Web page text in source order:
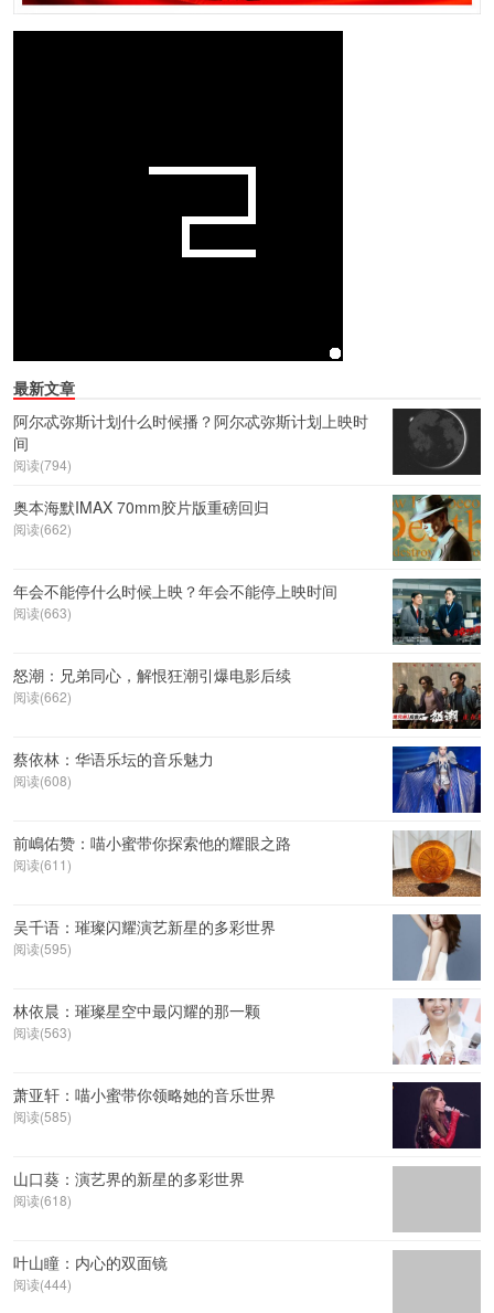
最新文章
阿尔忒弥斯计划什么时候播？阿尔忒弥斯计划上映时
间
阅读(794)
奥本海默IMAX 70mm胶片版重磅回归
阅读(662)
年会不能停什么时候上映？年会不能停上映时间
阅读(663)
怒潮：兄弟同心，解恨狂潮引爆电影后续
阅读(662)
蔡依林：华语乐坛的音乐魅力
阅读(608)
前嶋佑赞：喵小蜜带你探索他的耀眼之路
阅读(611)
吴千语：璀璨闪耀演艺新星的多彩世界
阅读(595)
林依晨：璀璨星空中最闪耀的那一颗
阅读(563)
萧亚轩：喵小蜜带你领略她的音乐世界
阅读(585)
山口葵：演艺界的新星的多彩世界
阅读(618)
叶山瞳：内心的双面镜
阅读(444)